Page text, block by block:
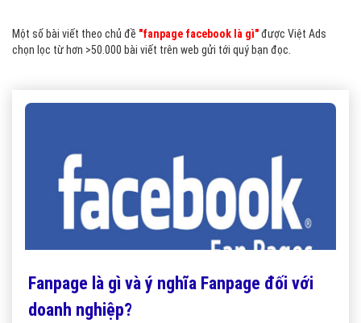
Một số bài viết theo chủ đề "fanpage facebook là gì"được Việt Ads
chọn lọc từ hơn >50.000 bài viết trên web gửi tới quý bạn đọc.
Fanpage là gì và ý nghĩa Fanpage đối với
doanh nghiệp?